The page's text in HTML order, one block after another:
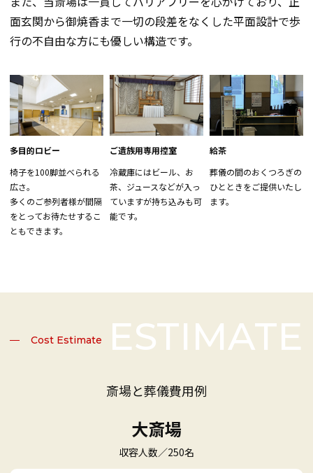
面玄関から御焼香まで一切の段差をなくした平面設計で歩
行の不自由な方にも優しい構造です。
多目的ロビー
椅子を100脚並べられる
広さ。
多くのご参列者様が間隔
をとってお待たせするこ
ともできます。
ご遺族用専用控室
冷蔵庫にはビール、お
茶、ジュースなどが入っ
ていますが持ち込みも可
能です。
給茶
葬儀の間のおくつろぎの
ひとときをご提供いたし
ます。
Cost Estimate
斎場と葬儀費用例
大斎場
収容人数／250名